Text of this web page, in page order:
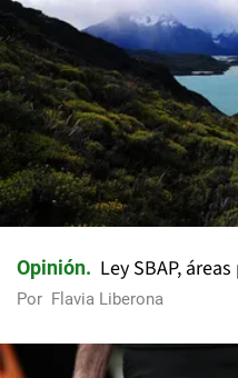
Opinión Ley SBAP,
Por Flavia Liberona